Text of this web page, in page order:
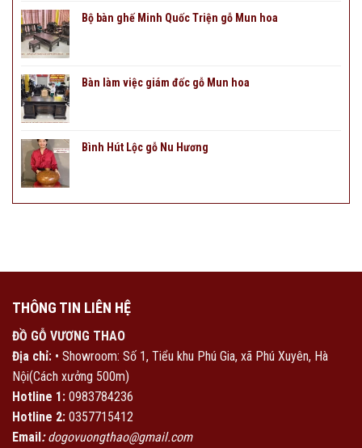
Bộ bàn ghế Minh Quốc Triện gỗ Mun hoa
Bàn làm việc giám đốc gỗ Mun hoa
Bình Hút Lộc gỗ Nu Hương
THÔNG TIN LIÊN HỆ
ĐỒ GỖ VƯƠNG THAO
Địa chỉ: • Showroom: Số 1, Tiểu khu Phú Gia, xã Phú Xuyên, Hà
Nội(Cách xưởng 500m)
Hotline 1: 0983784236
Hotline 2: 0357715412
Email:dogovuongthao@gmail.com